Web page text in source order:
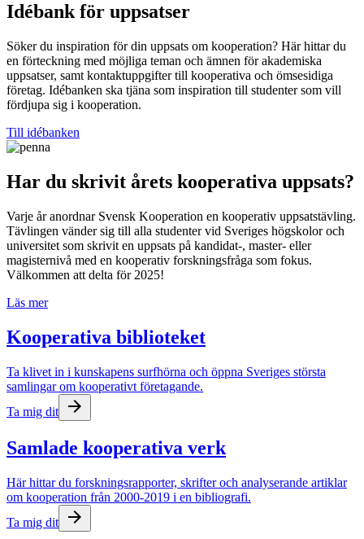
Idébank för uppsatser
Söker du inspiration för din uppsats om kooperation? Här hittar du
en förteckning med möjliga teman och ämnen för akademiska
uppsatser, samt kontaktuppgifter till kooperativa och ömsesidiga
företag. Idébanken ska tjäna som inspiration till studenter som vill
fördjupa sig i kooperation.
Till idébanken
Har du skrivit årets kooperativa uppsats?
Varje år anordnar Svensk Kooperation en kooperativ uppsatstävling.
Tävlingen vänder sig till alla studenter vid Sveriges högskolor och
universitet som skrivit en uppsats på kandidat-, master- eller
magisternivå med en kooperativ forskningsfråga som fokus.
Välkommen att delta för 2025!
Läs mer
Kooperativa biblioteket
Ta klivet in i kunskapens surfhörna och öppna Sveriges största
samlingar om kooperativt företagande.
Ta mig dit
arrow_forward
Samlade kooperativa verk
Här hittar du forskningsrapporter, skrifter och analyserande artiklar
om kooperation från 2000-2019 i en bibliografi.
Ta mig dit
arrow_forward